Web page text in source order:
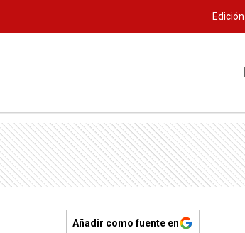
Añadir como fuente en